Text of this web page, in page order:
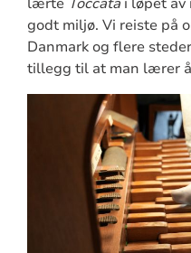
godt miljø. Vi reiste på
Danmark og flere
tillegg til at man lærer